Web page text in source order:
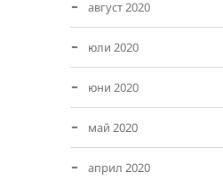
август 2020
юли 2020
юни 2020
май 2020
април 2020